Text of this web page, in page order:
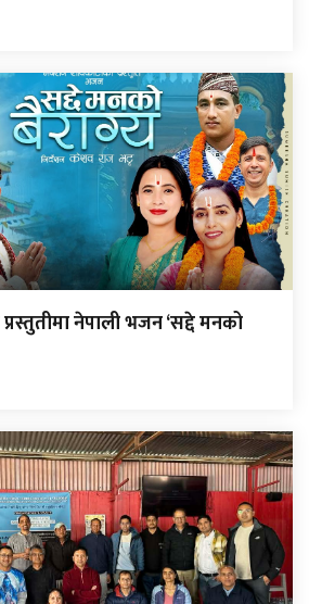
नेपाली भजन ‘सद्दे मनको